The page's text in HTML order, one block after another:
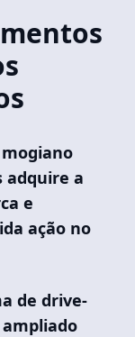
adquire a
e
ação no
de drive-